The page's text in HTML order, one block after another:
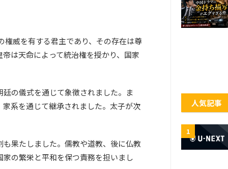
威を有する君主であり、その存在は尊
は天命によって統治権を授かり、国家
の儀式を通じて象徴されました。ま
系を通じて継承されました。太子が次
果たしました。儒教や道教、後に仏教
の繁栄と平和を保つ責務を担いまし
人気記事
1